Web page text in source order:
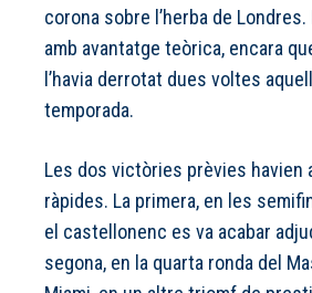
corona sobre l’herba de
amb avantatge teòrica, encara
l’havia derrotat dues voltes
temporada.
Les dos victòries prèvies havien
ràpides. La primera, en les
el castellonenc es va acabar
segona, en la quarta ronda del